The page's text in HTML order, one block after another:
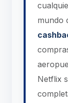
mundo
Netflix